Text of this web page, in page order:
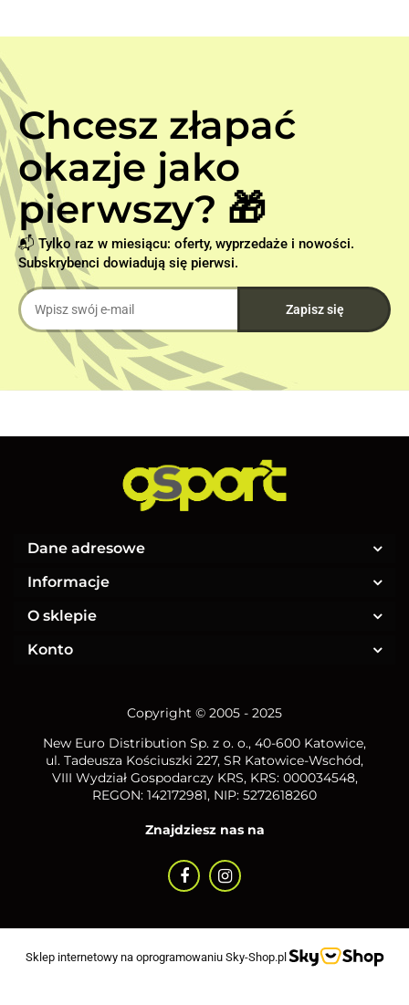
Chcesz złapać
okazje jako
pierwszy? 🎁
📬 Tylko raz w miesiącu: oferty, wyprzedaże i nowości.
Subskrybenci dowiadują się pierwsi.
Dane adresowe
Informacje
O sklepie
Konto
Copyright © 2005 - 2025
New Euro Distribution Sp. z o. o., 40-600 Katowice,
ul. Tadeusza Kościuszki 227, SR Katowice-Wschód,
VIII Wydział Gospodarczy KRS, KRS: 000034548,
REGON: 142172981, NIP: 5272618260
Znajdziesz nas na
Sklep internetowy na oprogramowaniu Sky-Shop.pl